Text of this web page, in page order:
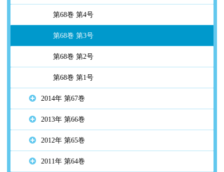
第68巻 第4号
第68巻 第3号
第68巻 第2号
第68巻 第1号
2014年 第67巻
2013年 第66巻
2012年 第65巻
2011年 第64巻